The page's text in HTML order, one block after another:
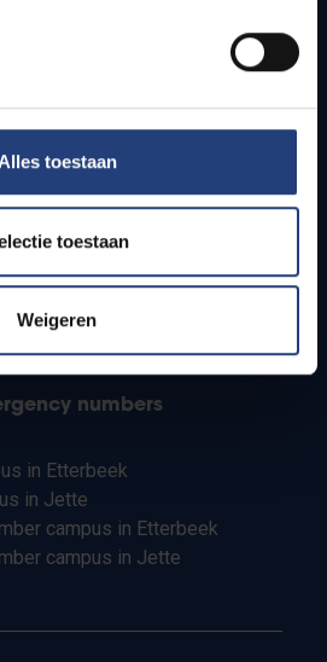
Alles toestaan
toestaan
Weigeren
schools
numbers
in Etterbeek
in Jette
campus in Etterbeek
campus in Jette